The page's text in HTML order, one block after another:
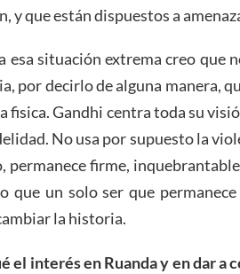
y que están dispuestos a
esa situación extrema creo que
por decirlo de alguna manera,
fisica. Gandhi centra toda su
No usa por supuesto la
permanece firme,
que un solo ser que
la historia.
el interés en Ruanda y en dar